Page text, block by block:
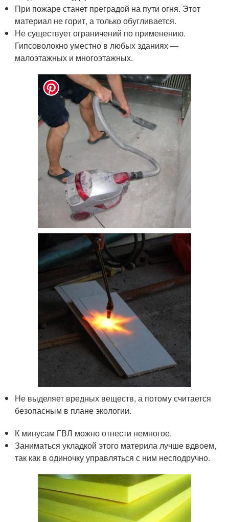
При пожаре станет преградой на пути огня. Этот
материал не горит, а только обугливается.
Не существует ограничений по применению.
Гипсоволокно уместно в любых зданиях —
малоэтажных и многоэтажных.
Не выделяет вредных веществ, а потому считается
безопасным в плане экологии.
К минусам ГВЛ можно отнести немногое.
Заниматься укладкой этого материла лучше вдвоем,
так как в одиночку управляться с ним несподручно.